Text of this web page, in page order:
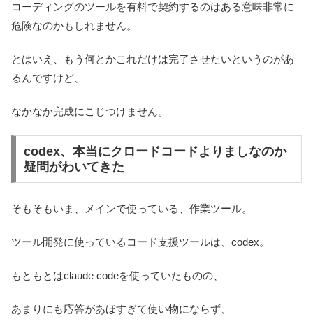
コーディングのツールを有料で契約するのはある意味非常に
危険なのかもしれません。
とはいえ、もう何とかこれだけは完了させたいというのがあ
るんですけど、
なかなか完成にこじつけません。
codex、本当にクロードコードよりましなのか
疑問がわいてきた
そもそもいま、メインで使っている、作業ツール。
ツール開発に使っているコード支援ツールは、codex。
もともとはclaude codeを使っていたものの、
あまりにも応答があほすぎて使い物にならず、